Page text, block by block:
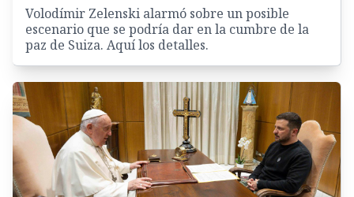
Volodímir Zelenski alarmó sobre un posible
escenario que se podría dar en la cumbre de la
paz de Suiza. Aquí los detalles.